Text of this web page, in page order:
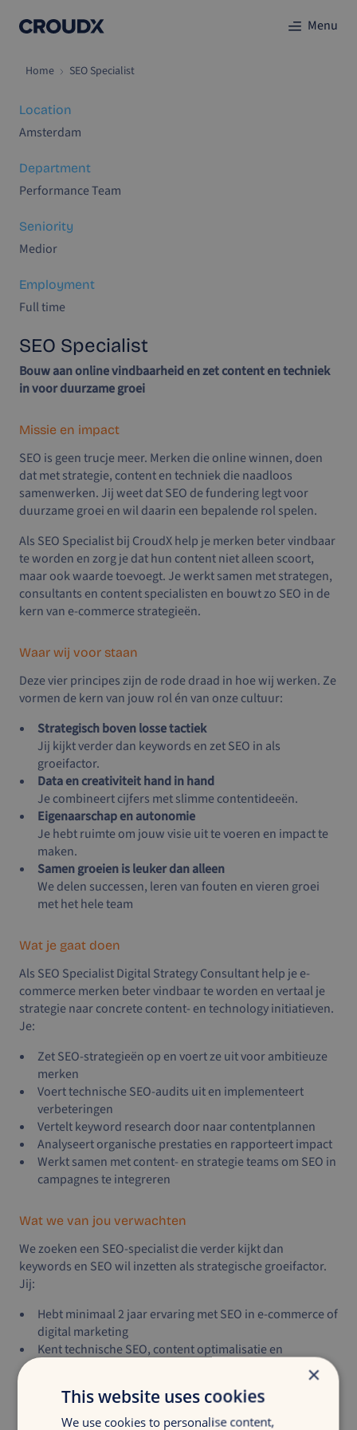
Menu
Home SEO Specialist
Location
Amsterdam
Department
Performance Team
Seniority
Medior
Employment
Full time
SEO Specialist
Bouw aan online vindbaarheid en zet content en techniek
in voor duurzame groei
Missie en impact
SEO is geen trucje meer. Merken die online winnen, doen
dat met strategie, content en techniek die naadloos
samenwerken. Jij weet dat SEO de fundering legt voor
duurzame groei en wil daarin een bepalende rol spelen.
Als SEO Specialist bij CroudX help je merken beter vindbaar
te worden en zorg je dat hun content niet alleen scoort,
maar ook waarde toevoegt. Je werkt samen met strategen,
consultants en content specialisten en bouwt zo SEO in de
kern van e-commerce strategieën.
Waar wij voor staan
Deze vier principes zijn de rode draad in hoe wij werken. Ze
vormen de kern van jouw rol én van onze cultuur:
Strategisch boven losse tactiek
Jij kijkt verder dan keywords en zet SEO in als
groeifactor.
Data en creativiteit hand in hand
Je combineert cijfers met slimme contentideeën.
Eigenaarschap en autonomie
Je hebt ruimte om jouw visie uit te voeren en impact te
maken.
Samen groeien is leuker dan alleen
We delen successen, leren van fouten en vieren groei
met het hele team
Wat je gaat doen
Als SEO Specialist Digital Strategy Consultant help je e-
commerce merken beter vindbaar te worden en vertaal je
strategie naar concrete content- en technology initiatieven.
Je:
Zet SEO-strategieën op en voert ze uit voor ambitieuze
merken
Voert technische SEO-audits uit en implementeert
verbeteringen
Vertelt keyword research door naar contentplannen
Analyseert organische prestaties en rapporteert impact
Werkt samen met content- en strategie teams om SEO in
campagnes te integreren
Wat we van jou verwachten
We zoeken een SEO-specialist die verder kijkt dan
keywords en SEO wil inzetten als strategische groeifactor.
Jij:
Hebt minimaal 2 jaar ervaring met SEO in e-commerce of
digital marketing
Kent technische SEO, content optimalisatie en
websites
Bent analytisch en communicatief sterk, met oog voor
×
This website uses cookies
We use cookies to personalise content,